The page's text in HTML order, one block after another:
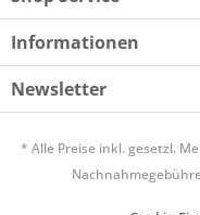
Informationen
Newsletter
* Alle Preise inkl. gesetzl.